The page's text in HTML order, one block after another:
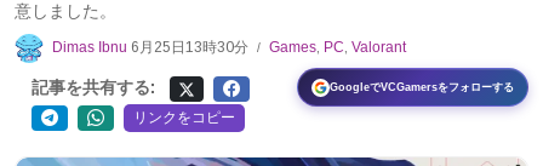
意しました。
Dimas Ibnu 6月25日13時30分 / Games, PC, Valorant
GoogleでVCGamersをフォローする
記事を共有する:
リンクをコピー